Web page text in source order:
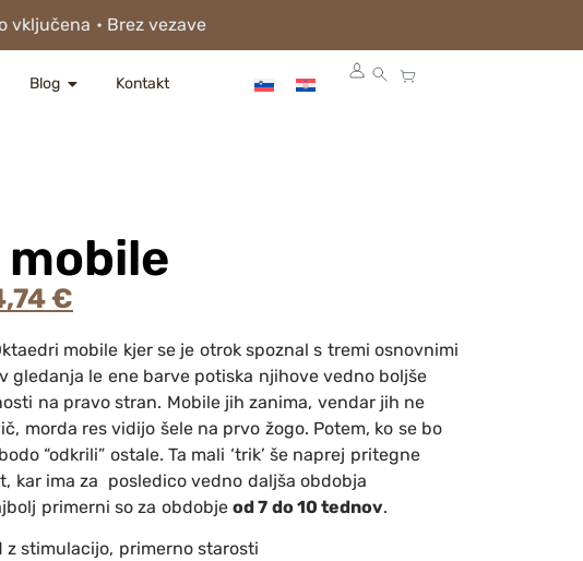
vključena • Brez vezave
Blog Kontakt
mobile
€
mobile kjer se je otrok spoznal s tremi osnovnimi
gledanja le ene barve potiska njihove vedno boljše
na pravo stran. Mobile jih zanima, vendar jih ne
morda res vidijo šele na prvo žogo. Potem, ko se bo
“odkrili” ostale. Ta mali ‘trik’ še naprej pritegne
kar ima za posledico vedno daljša obdobja
primerni so za obdobje od 7 do 10 tednov.
z stimulacijo, primerno starosti